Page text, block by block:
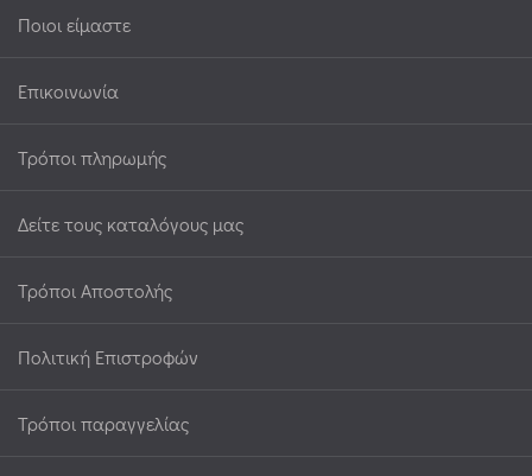
Ποιοι είμαστε
Επικοινωνία
Τρόποι πληρωμής
Δείτε τους καταλόγους μας
Τρόποι Αποστολής
Πολιτική Επιστροφών
Τρόποι παραγγελίας